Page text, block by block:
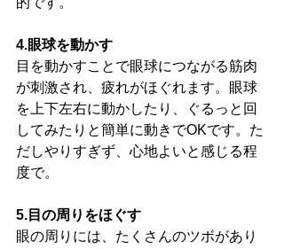
4.眼球を動かす
目を動かすことで眼球につながる筋肉
が刺激され、疲れがほぐれます。眼球
を上下左右に動かしたり、ぐるっと回
してみたりと簡単に動きでOKです。た
だしやりすぎず、心地よいと感じる程
度で。
5.目の周りをほぐす
眼の周りには、たくさんのツボがあり